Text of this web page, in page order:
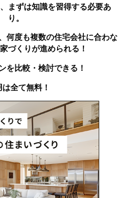
まずは知識を習得する必要あ
り。
何度も複数の住宅会社に合わな
づくりが進められる！
を比較・検討できる！
全て無料！